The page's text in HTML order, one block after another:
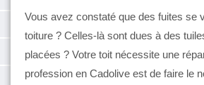
Vous avez constaté que des fuites se
toiture ? Celles-là sont dues à des
placées ? Votre toit nécessite une
profession en Cadolive est de faire le